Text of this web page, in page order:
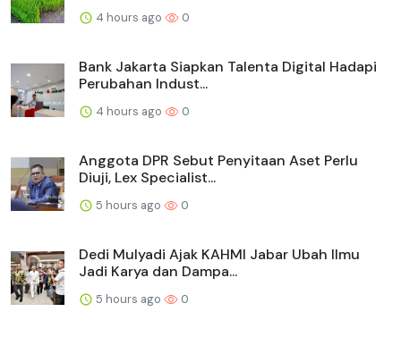
4 hours ago 0
Bank Jakarta Siapkan Talenta Digital Hadapi
Perubahan Indust...
4 hours ago 0
Anggota DPR Sebut Penyitaan Aset Perlu
Diuji, Lex Specialist...
5 hours ago 0
Dedi Mulyadi Ajak KAHMI Jabar Ubah Ilmu
Jadi Karya dan Dampa...
5 hours ago 0